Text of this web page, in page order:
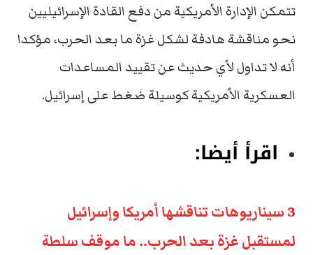
تتمكن الإدارة الأمريكية من دفع القادة الإسرائيليين
نحو مناقشة هادفة لشكل غزة ما بعد الحرب، مؤكدا
أنه لا تداول لأي حديث عن تقييد المساعدات
العسكرية الأمريكية كوسيلة ضغط على إسرائيل.
اقرأ أيضا:
3 سيناريوهات تناقشها أمريكا وإسرائيل
لمستقبل غزة بعد الحرب.. ما موقف سلطة